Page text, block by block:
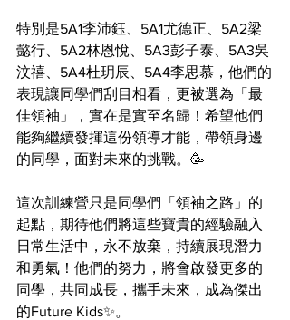
特別是5A1李沛鈺、5A1尤德正、5A2梁
懿行、5A2林恩悅、5A3彭子泰、5A3吳
汶禧、5A4杜玥辰、5A4李思慕，他們的
表現讓同學們刮目相看，更被選為「最
佳領袖」，實在是實至名歸！希望他們
能夠繼續發揮這份領導才能，帶領身邊
的同學，面對未來的挑戰。🥳
這次訓練營只是同學們「領袖之路」的
起點，期待他們將這些寶貴的經驗融入
日常生活中，永不放棄，持續展現潛力
和勇氣！他們的努力，將會啟發更多的
同學，共同成長，攜手未來，成為傑出
的Future Kids✨。